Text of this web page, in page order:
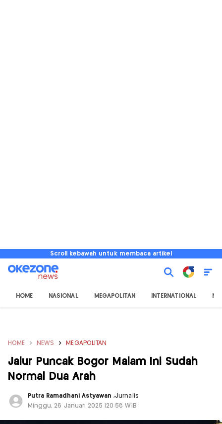
Scroll kebawah untuk membaca artikel
HOME NASIONAL MEGAPOLITAN INTERNATIONAL
HOME NEWS MEGAPOLITAN
Jalur Puncak Bogor Malam Ini Sudah
Normal Dua Arah
Putra Ramadhani Astyawan,Jurnalis
Minggu, 26 Januari 2025 |20:58 WIB